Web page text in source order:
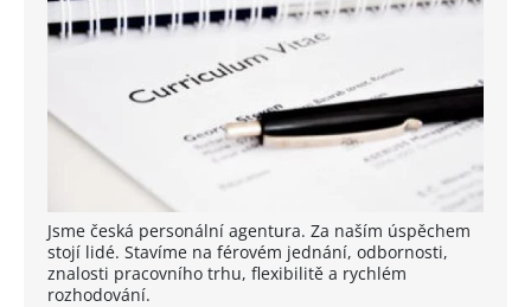
Jsme česká personální agentura. Za naším úspěchem
stojí lidé. Stavíme na férovém jednání, odbornosti,
znalosti pracovního trhu, flexibilitě a rychlém
rozhodování.